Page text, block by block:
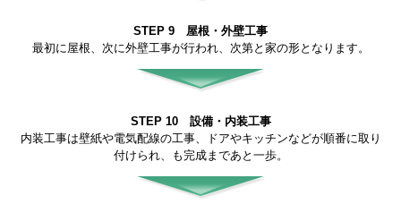
STEP 9 屋根・外壁工事
最初に屋根、次に外壁工事が行われ、次第と家の形となります。
STEP 10 設備・内装工事
内装工事は壁紙や電気配線の工事、ドアやキッチンなどが順番に取り
付けられ、も完成まであと一歩。